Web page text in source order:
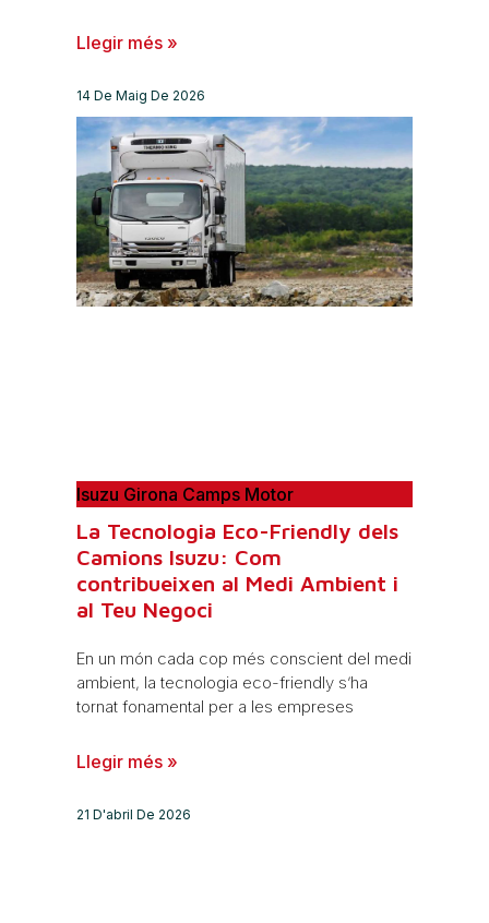
Llegir més »
14 De Maig De 2026
Isuzu Girona Camps Motor
La Tecnologia Eco-Friendly dels
Camions Isuzu: Com
contribueixen al Medi Ambient i
al Teu Negoci
En un món cada cop més conscient del medi
ambient, la tecnologia eco-friendly s’ha
tornat fonamental per a les empreses
Llegir més »
21 D'abril De 2026